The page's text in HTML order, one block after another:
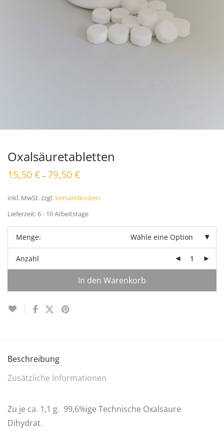
Oxalsäuretabletten
15,50€ – 79,50€
inkl. MwSt.zzgl.Versandkosten
Lieferzeit:6 - 10 Arbeitstage
Menge: Wähle eine Option
Anzahl
In den Warenkorb
Beschreibung
Zusätzliche Informationen
Zu je ca. 1,1 g. 99,6%ige Technische Oxalsäure
Dihydrat.